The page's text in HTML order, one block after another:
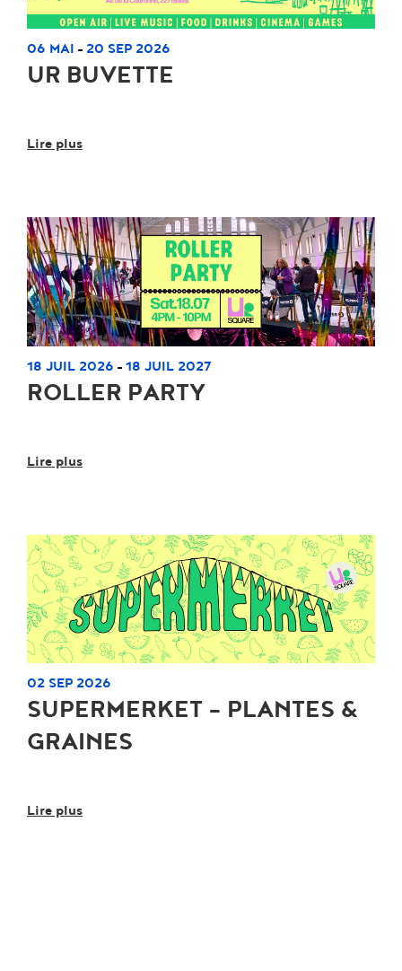
06 MAI - 20 SEP 2026
UR BUVETTE
Lire plus
18 JUIL 2026 - 18 JUIL 2027
ROLLER PARTY
Lire plus
02 SEP 2026
SUPERMERKET - PLANTES &
GRAINES
Lire plus